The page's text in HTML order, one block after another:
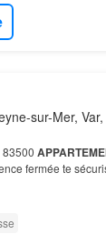
sur-Mer,
83500
fermée te